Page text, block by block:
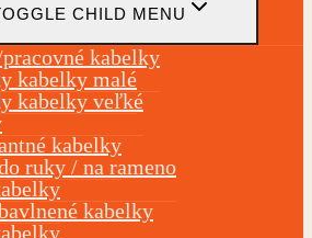
CHILD MENU
kabelky
kabelky malé
kabelky veľké
kabelky
ruky / na rameno
kabelky